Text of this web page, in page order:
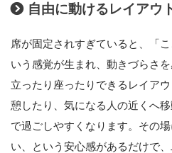
自由に動けるレイアウ
席が固定されすぎていると、「
いう感覚が生まれ、動きづらさ
立ったり座ったりできるレイア
憩したり、気になる人の近くへ
で過ごしやすくなります。その
い、という安心感があるだけで